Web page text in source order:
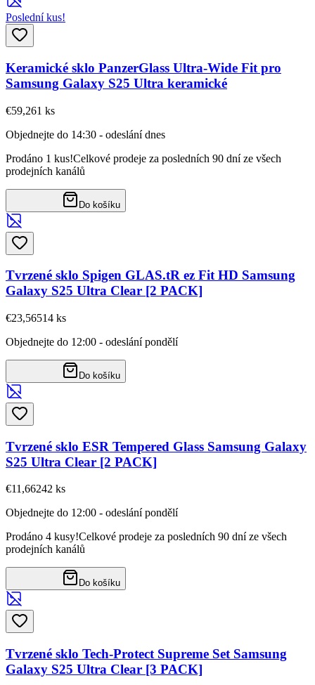
Poslední kus!
Keramické sklo PanzerGlass Ultra-Wide Fit pro
Samsung Galaxy S25 Ultra keramické
€59,261 ks
Objednejte do 14:30 - odeslání dnes
Prodáno 1 kus!Celkové prodeje za posledních 90 dní ze všech
prodejních kanálů
Do košíku
Tvrzené sklo Spigen GLAS.tR ez Fit HD Samsung
Galaxy S25 Ultra Clear [2 PACK]
€23,56514 ks
Objednejte do 12:00 - odeslání pondělí
Do košíku
Tvrzené sklo ESR Tempered Glass Samsung Galaxy
S25 Ultra Clear [2 PACK]
€11,66242 ks
Objednejte do 12:00 - odeslání pondělí
Prodáno 4 kusy!Celkové prodeje za posledních 90 dní ze všech
prodejních kanálů
Do košíku
Tvrzené sklo Tech-Protect Supreme Set Samsung
Galaxy S25 Ultra Clear [3 PACK]